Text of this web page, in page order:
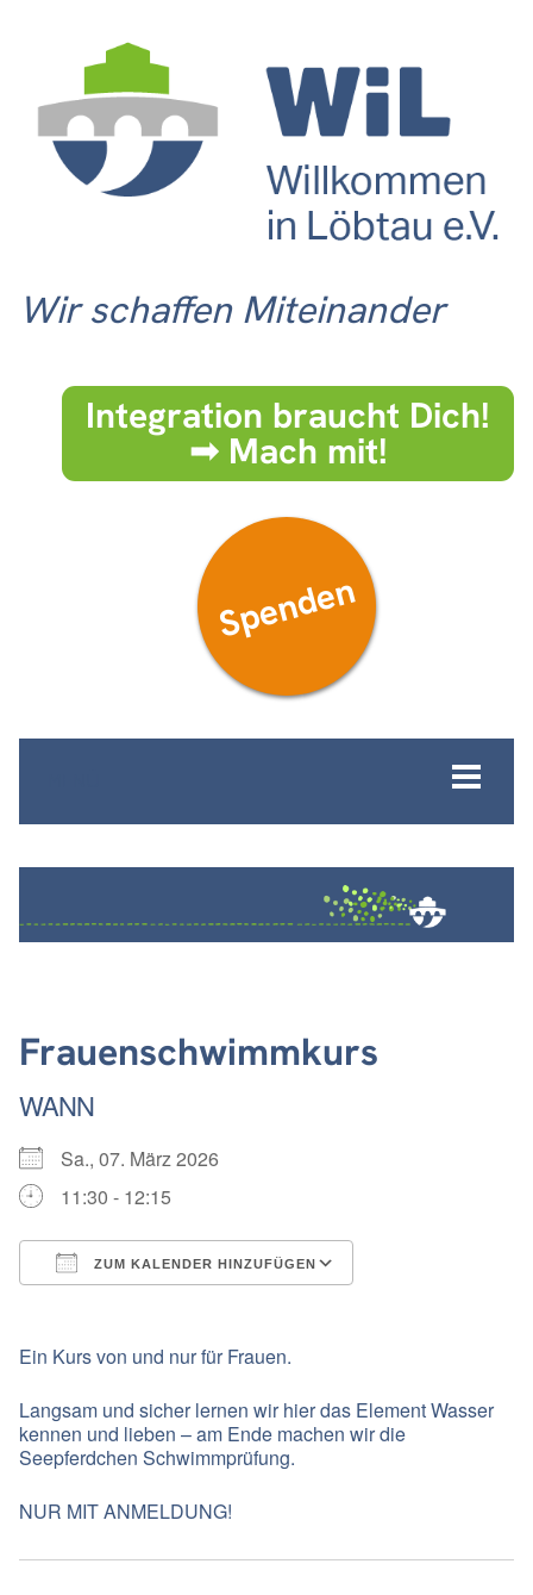
Wir schaffen Miteinander
Integration braucht Dich!
➟ Mach mit!
Spenden
Frauenschwimmkurs
WANN
Sa., 07. März 2026
11:30 - 12:15
ZUM KALENDER HINZUFÜGEN
Ein Kurs von und nur für Frauen.
Langsam und sicher lernen wir hier das Element Wasser
kennen und lieben – am Ende machen wir die
Seepferdchen Schwimmprüfung.
NUR MIT ANMELDUNG!